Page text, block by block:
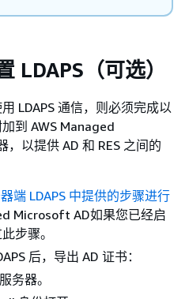
LDAPS（可选）
LDAPS 通信，则必须完成以
到 AWS Managed
以提供 AD 和 RES 之间的
端 LDAPS 中提供的步骤进行
Microsoft AD如果您已经启
步骤。
后，导出 AD 证书：
务器。